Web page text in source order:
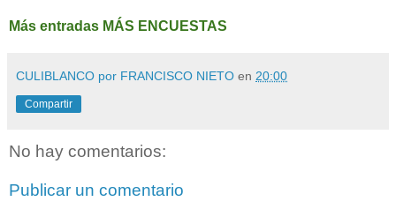
Más entradas MÁS ENCUESTAS
CULIBLANCO por FRANCISCO NIETO en 20:00
Compartir
No hay comentarios:
Publicar un comentario